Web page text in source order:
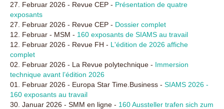
27. Februar 2026 - Revue CEP - Présentation de quatre
exposants
27. Februar 2026 - Revue CEP - Dossier complet
12. Februar - MSM - 160 exposants de SIAMS au travail
12. Februar 2026 - Revue FH - L'édition de 2026 affiche
complet
02. Februar 2026 - La Revue polytechnique - Immersion
technique avant l’édition 2026
01. Februar 2026 - Europa Star Time.Business - SIAMS 2026 -
160 exposants au travail
30. Januar 2026 - SMM en ligne - 160 Aussteller trafen sich zum